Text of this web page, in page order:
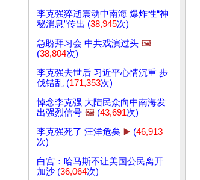
李克强猝逝震动中南海 爆炸性“神
秘消息”传出 (38,945次)
急盼拜习会 中共戏演过头 🖼️
(38,804次)
李克强去世后 习近平心情沉重 步
伐错乱 (171,353次)
悼念李克强 大陆民众向中南海发
出强烈信号 🖼️ (43,691次)
李克强死了 汪洋危矣 ▶️ (46,913
次)
白宫：哈马斯不让美国公民离开
加沙 (36,064次)